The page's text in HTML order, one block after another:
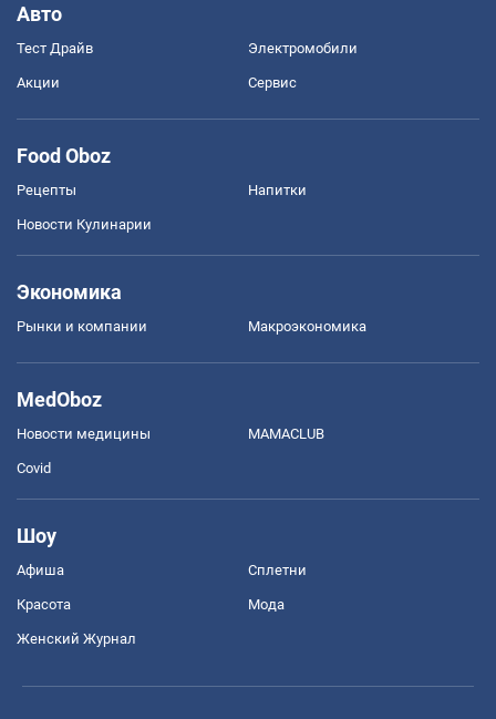
Авто
Тест Драйв Электромобили
Акции Сервис
Food Oboz
Рецепты Напитки
Новости Кулинарии
Экономика
Рынки и компании Mакроэкономика
MedOboz
Новости медицины MAMACLUB
Covid
Шоу
Афиша Сплетни
Красота Мода
Женский Журнал